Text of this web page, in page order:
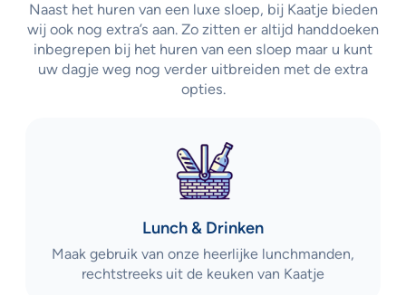
Naast het huren van een luxe sloep, bij Kaatje bieden
wij ook nog extra’s aan. Zo zitten er altijd handdoeken
inbegrepen bij het huren van een sloep maar u kunt
uw dagje weg nog verder uitbreiden met de extra
opties.
Lunch & Drinken
Maak gebruik van onze heerlijke lunchmanden,
rechtstreeks uit de keuken van Kaatje